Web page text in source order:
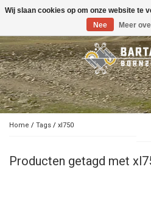
Toggle
Home / Tags / xl750
Producten getagd met
Wij slaan cookies op om onze website te
Nee
Meer